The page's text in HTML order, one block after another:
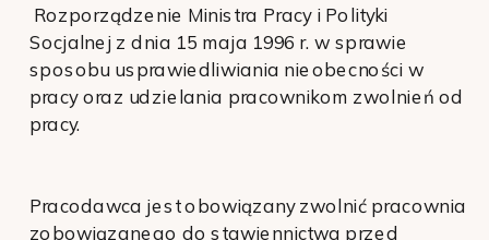
Rozporządzenie Ministra Pracy i Polityki
Socjalnej z dnia 15 maja 1996 r. w sprawie
sposobu usprawiedliwiania nieobecności w
pracy oraz udzielania pracownikom zwolnień od
pracy.
Pracodawca jest obowiązany zwolnić pracownia
zobowiązanego do stawiennictwa przed